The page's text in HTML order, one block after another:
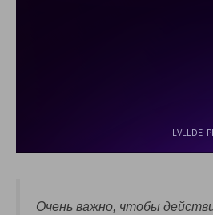
Очень важно, чтобы